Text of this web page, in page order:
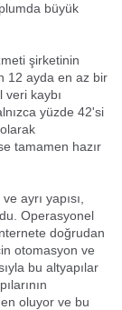
büyük
şirketinin
12 ayda en az bir
veri kaybı
yüzde 42'si
tamamen hazır
ayrı yapısı,
Operasyonel
doğrudan
otomasyon ve
bu altyapılar
oluyor ve bu